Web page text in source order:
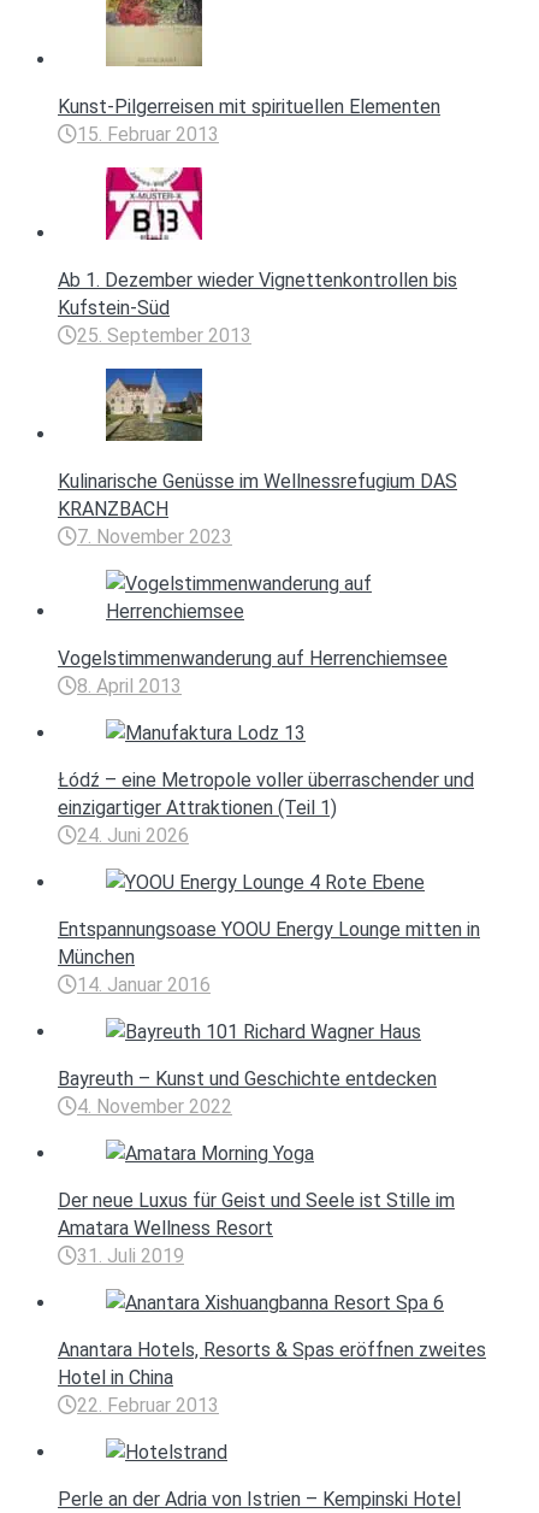
Kunst-Pilgerreisen mit spirituellen Elementen
15. Februar 2013
Ab 1. Dezember wieder Vignettenkontrollen bis
Kufstein-Süd
25. September 2013
Kulinarische Genüsse im Wellnessrefugium DAS
KRANZBACH
7. November 2023
Vogelstimmenwanderung auf Herrenchiemsee
8. April 2013
Łódź – eine Metropole voller überraschender und
einzigartiger Attraktionen (Teil 1)
24. Juni 2026
Entspannungsoase YOOU Energy Lounge mitten in
München
14. Januar 2016
Bayreuth – Kunst und Geschichte entdecken
4. November 2022
Der neue Luxus für Geist und Seele ist Stille im
Amatara Wellness Resort
31. Juli 2019
Anantara Hotels, Resorts & Spas eröffnen zweites
Hotel in China
22. Februar 2013
Perle an der Adria von Istrien – Kempinski Hotel